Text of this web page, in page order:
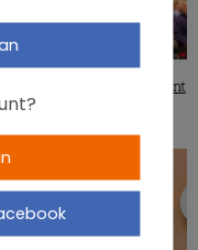
innovatie in voeding kent